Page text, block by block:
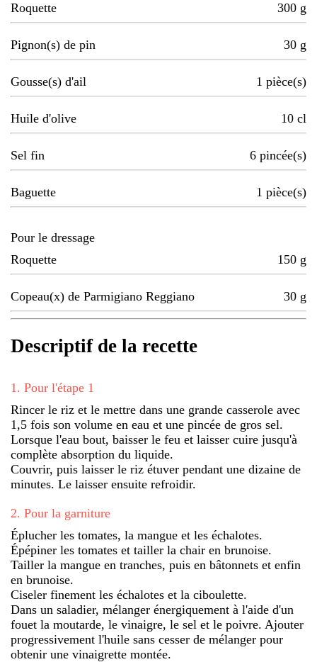
Roquette
300 g
Pignon(s) de pin 30 g
Gousse(s) d'ail 1 pièce(s)
Huile d'olive 10 cl
Sel fin 6 pincée(s)
Baguette 1 pièce(s)
Pour le dressage
Roquette
150 g
Copeau(x) de Parmigiano Reggiano 30 g
Descriptif de la recette
1 . Pour l'étape 1
Rincer le riz et le mettre dans une grande casserole avec
1,5 fois son volume en eau et une pincée de gros sel.
Lorsque l'eau bout, baisser le feu et laisser cuire jusqu'à
complète absorption du liquide.
Couvrir, puis laisser le riz étuver pendant une dizaine de
minutes. Le laisser ensuite refroidir.
2. Pour la garniture
Éplucher les tomates, la mangue et les échalotes.
Épépiner les tomates et tailler la chair en brunoise.
Tailler la mangue en tranches, puis en bâtonnets et enfin
en brunoise.
Ciseler finement les échalotes et la ciboulette.
Dans un saladier, mélanger énergiquement à l'aide d'un
fouet la moutarde, le vinaigre, le sel et le poivre. Ajouter
progressivement l'huile sans cesser de mélanger pour
obtenir une vinaigrette montée.